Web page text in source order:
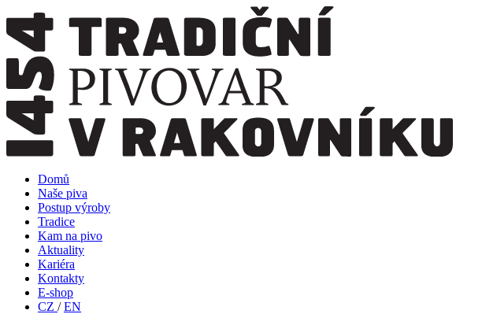
Domů
Naše piva
Postup výroby
Tradice
Kam na pivo
Aktuality
Kariéra
Kontakty
E-shop
CZ /EN